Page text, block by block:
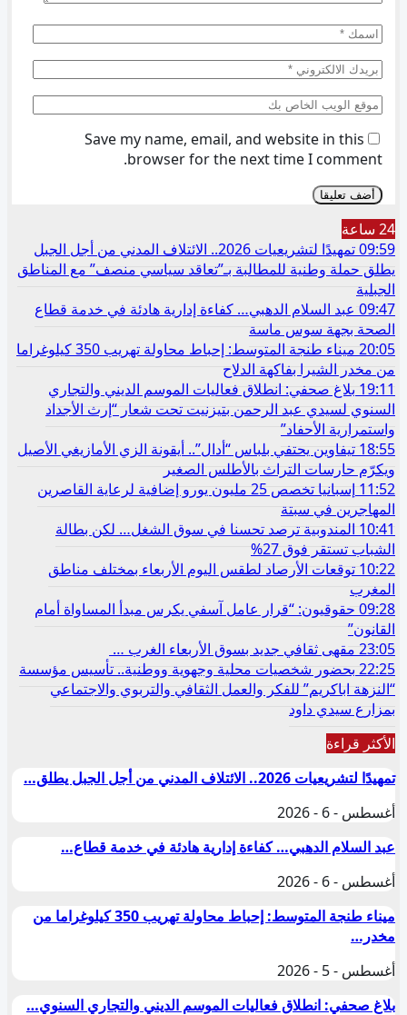
Save my name, email, and website in this
browser for the next time I comment.
24 ساعة
09:59
تمهيدًا لتشريعيات 2026.. الائتلاف المدني من أجل الجبل
يطلق حملة وطنية للمطالبة بـ”تعاقد سياسي منصف” مع المناطق
الجبلية
09:47 عبد السلام الدهبي… كفاءة إدارية هادئة في خدمة قطاع
الصحة بجهة سوس ماسة
20:05
ميناء طنجة المتوسط: إحباط محاولة تهريب 350 كيلوغراما
من مخدر الشيرا بفاكهة الدلاح
19:11 بلاغ صحفي: انطلاق فعاليات الموسم الديني والتجاري
السنوي لسيدي عبد الرحمن بتيزنيت تحت شعار “إرث الأجداد
واستمرارية الأحفاد”
18:55 تيفاوين يحتفي بلباس “أدال”.. أيقونة الزي الأمازيغي الأصيل
ويكرّم حارسات التراث بالأطلس الصغير
11:52
إسبانيا تخصص 25 مليون يورو إضافية لرعاية القاصرين
المهاجرين في سبتة
10:41 المندوبية ترصد تحسنا في سوق الشغل… لكن بطالة
الشباب تستقر فوق 27%
10:22 توقعات الأرصاد لطقس اليوم الأربعاء بمختلف مناطق
المغرب
09:28 حقوقيون: “قرار عامل آسفي يكرس مبدأ المساواة أمام
القانون”
23:05 مقهى ثقافي جديد بسوق الأربعاء الغرب …
22:25 بحضور شخصيات محلية وجهوية ووطنية.. تأسيس مؤسسة
“النزهة اباكريم” للفكر والعمل الثقافي والتربوي والاجتماعي
بمزارع سيدي داود
الأكثر قراءة
تمهيدًا لتشريعيات 2026.. الائتلاف المدني من أجل الجبل يطلق…
أغسطس - 6 - 2026
عبد السلام الدهبي… كفاءة إدارية هادئة في خدمة قطاع…
أغسطس - 6 - 2026
ميناء طنجة المتوسط: إحباط محاولة تهريب 350 كيلوغراما من
مخدر…
أغسطس - 5 - 2026
بلاغ صحفي: انطلاق فعاليات الموسم الديني والتجاري السنوي…